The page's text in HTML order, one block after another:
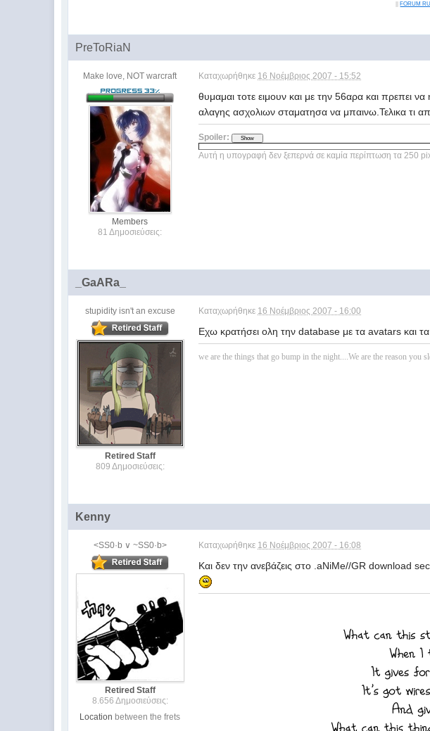
FORUM
PreToRiaN
Make love, NOT warcraft
Members
81 Δημοσιεύσεις:
Καταχωρήθηκε 16 Νοέμβριος 2007 - 15:52
θυμαμαι τοτε ειμουν και με την 56αρα και
αλαγης ασχολιων σταματησα να μπαινω.Τελικα τι
Spoiler:
Αυτή η υπογραφή δεν ξεπερνά σε καμία περίπτωση τα 250
_GaARa_
stupidity isn't an excuse
Retired Staff
809 Δημοσιεύσεις:
Καταχωρήθηκε 16 Νοέμβριος 2007 - 16:00
Εχω κρατήσει ολη την database με τα avatars και
we are the things that go bump in the night....We are the reason you
Kenny
<SS0·b ∨ ~SS0·b>
Retired Staff
8.656 Δημοσιεύσεις:
Location between the frets
Καταχωρήθηκε 16 Νοέμβριος 2007 - 16:08
Και δεν την ανεβάζεις στο .aNiMe//GR download